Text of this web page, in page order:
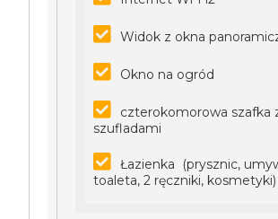
Widok z okna
Okno na ogród
czterokomorowa szafka
szufladami
Łazienka (prysznic,
toaleta, 2 ręczniki, kosmetyki)